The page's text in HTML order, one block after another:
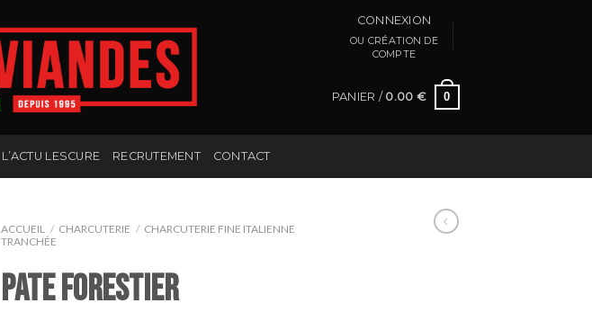
CONNEXION
PANIER / 0.00 € 0
L’ACTU LESCURE RECRUTEMENT CONTACT
ACCUEIL / CHARCUTERIE / CHARCUTERIE FINE ITALIENNE
TRANCHÉE
PATE FORESTIER